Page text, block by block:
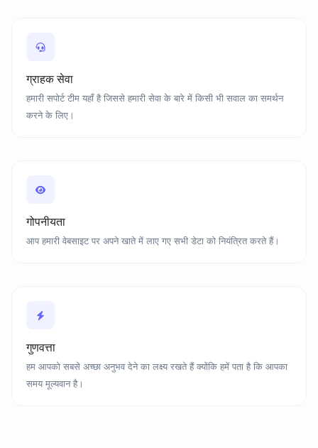
ग्राहक सेवा
हमारी सपोर्ट टीम यहाँ है जिससे हमारी सेवा के बारे में किसी भी सवाल का समर्थन
करने के लिए।
गोपनीयता
आप हमारी वेबसाइट पर अपने खाते में लाए गए सभी डेटा को नियंत्रित करते हैं।
गुणवत्ता
हम आपको सबसे अच्छा अनुभव देने का लक्ष्य रखते हैं क्योंकि हमें पता है कि आपका
समय मूल्यवान है।